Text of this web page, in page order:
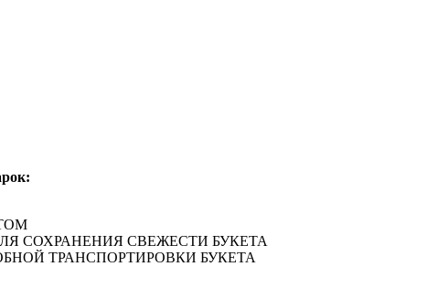
СОХРАНЕНИЯ СВЕЖЕСТИ БУКЕТА
ТРАНСПОРТИРОВКИ БУКЕТА